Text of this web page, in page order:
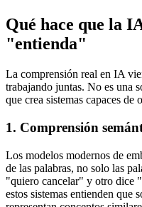
Qué hace que la
"entienda"
La comprensión real en IA
trabajando juntas. No es una
que crea sistemas capaces
1. Comprensión
Los modelos modernos de
de las palabras, no solo las
"quiero cancelar" y otro dice
estos sistemas entienden que